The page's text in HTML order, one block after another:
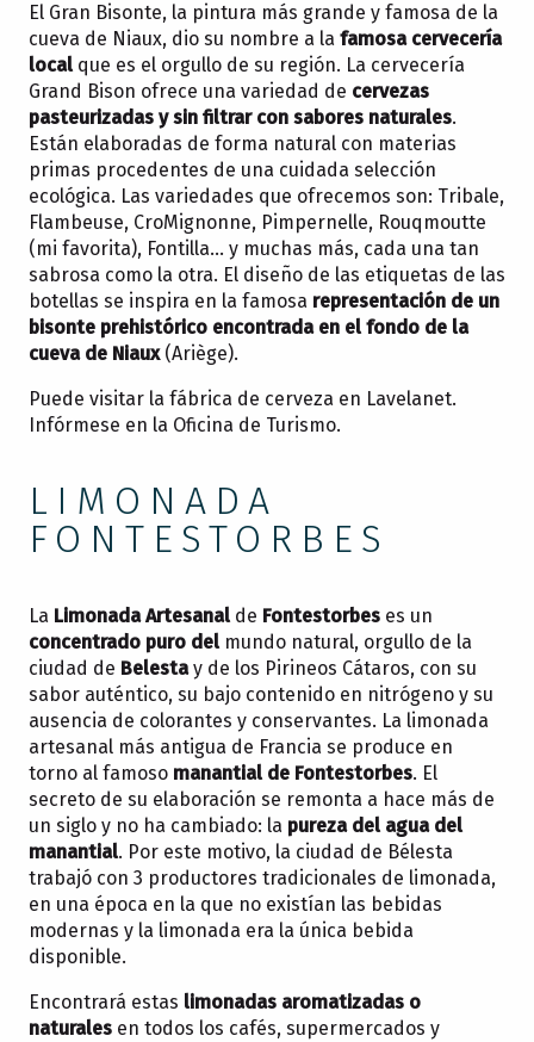
El Gran Bisonte, la pintura más grande y famosa de la
cueva de Niaux, dio su nombre a la famosa cervecería
localque es el orgullo de su región. La cervecería
Grand Bison ofrece una variedad de cervezas
pasteurizadas y sin filtrar con sabores naturales.
Están elaboradas de forma natural con materias
primas procedentes de una cuidada selección
ecológica. Las variedades que ofrecemos son: Tribale,
Flambeuse, CroMignonne, Pimpernelle, Rouqmoutte
(mi favorita), Fontilla… y muchas más, cada una tan
sabrosa como la otra. El diseño de las etiquetas de las
botellas se inspira en la famosa representación de un
bisonte prehistórico encontrada en el fondo de la
cueva de Niaux(Ariège).
Puede visitar la fábrica de cerveza en Lavelanet.
Infórmese en la Oficina de Turismo.
LIMONADA
FONTESTORBES
La Limonada Artesanalde Fontestorbes es un
concentrado puro delmundo natural, orgullo de la
ciudad de Belestay de los Pirineos Cátaros, con su
sabor auténtico, su bajo contenido en nitrógeno y su
ausencia de colorantes y conservantes. La limonada
artesanal más antigua de Francia se produce en
torno al famoso manantial de Fontestorbes. El
secreto de su elaboración se remonta a hace más de
un siglo y no ha cambiado: la pureza del agua del
manantial. Por este motivo, la ciudad de Bélesta
trabajó con 3 productores tradicionales de limonada,
en una época en la que no existían las bebidas
modernas y la limonada era la única bebida
disponible.
Encontrará estas limonadas aromatizadas o
naturales en todos los cafés, supermercados y